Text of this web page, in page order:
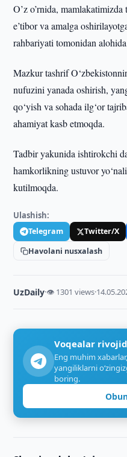
O’z o’rnida,
e’tibor va amalga
rahbariyati tomonidan
Mazkur tashrif
nufuzini yanada oshirish,
qo‘yish va sohada ilg‘or
ahamiyat kasb etmoqda.
Tadbir yakunida ishtirokchi
hamkorlikning ustuvor
kutilmoqda.
Ulashish:
Telegram Twitter/X
Havolani nusxalash
UzDaily·👁 1301 views·
Voqealar
Eng muhim
yangiliklarni
boring.